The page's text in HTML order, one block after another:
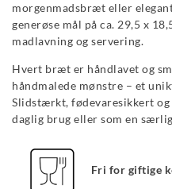
morgenmadsbræt eller
generøse mål på ca. 29,5 x
madlavning og servering.
Hvert bræt er håndlavet og
håndmalede mønstre – et
Slidstærkt, fødevaresikkert
daglig brug eller som en
Fri for giftige